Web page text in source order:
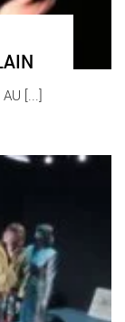
[...]
PARKING -